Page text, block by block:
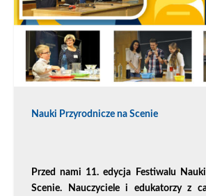
Nauki Przyrodnicze na Scenie
Przed nami 11. edycja Festiwalu
Scenie. Nauczyciele i edukatorzy z